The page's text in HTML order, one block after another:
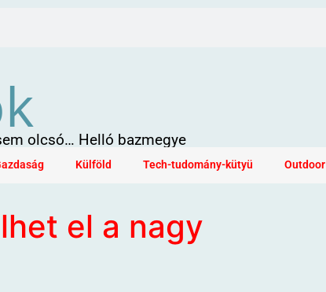
olcsó… Helló bazmegye
Külföld Tech-tudomány-kütyü Outdoor
el a nagy